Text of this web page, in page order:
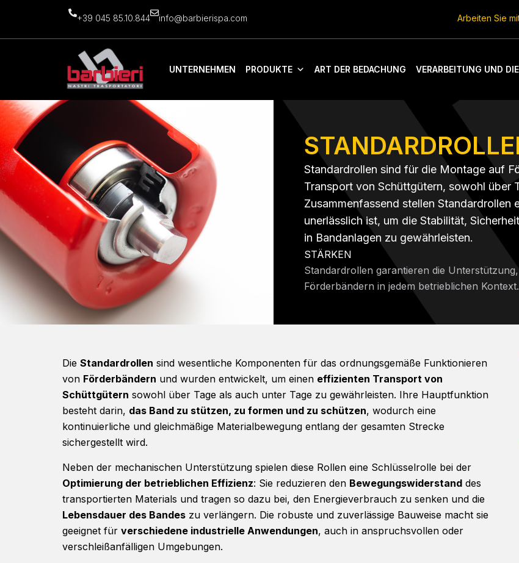
+39 045 85.10.844 info@barbierispa.com Arbeiten Sie
UNTERNEHMEN PRODUKTE ART DER BEDACHUNG VERARBEITUNG UND
Standardrollen sind für die Montage auf
Transport von Schüttgütern, sowohl über
Zusammenfassend stellen Standardrollen
unerlässlich ist, um die Stabilität,
in Bandanlagen zu gewährleisten.
STÄRKEN
Standardrollen garantieren die
Förderbändern in jedem betrieblichen Kontext.
Die Standardrollen sind wesentliche Komponenten für das ordnungsgemäße Funktionieren
von Förderbändern und wurden entwickelt, um einen effizienten Transport von
Schüttgütern sowohl über Tage als auch unter Tage zu gewährleisten. Ihre Hauptfunktion
besteht darin, das Band zu stützen, zu formen und zu schützen, wodurch eine
kontinuierliche und gleichmäßige Materialbewegung entlang der gesamten Strecke
sichergestellt wird.
Neben der mechanischen Unterstützung spielen diese Rollen eine Schlüsselrolle bei der
Optimierung der betrieblichen Effizienz: Sie reduzieren den Bewegungswiderstand des
transportierten Materials und tragen so dazu bei, den Energieverbrauch zu senken und die
Lebensdauer des Bandes zu verlängern. Die robuste und zuverlässige Bauweise macht sie
geeignet für verschiedene industrielle Anwendungen, auch in anspruchsvollen oder
verschleißanfälligen Umgebungen.